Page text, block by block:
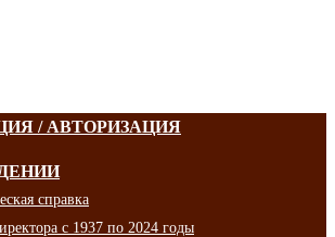
/ АВТОРИЗАЦИЯ
справка
с 1937 по 2024 годы